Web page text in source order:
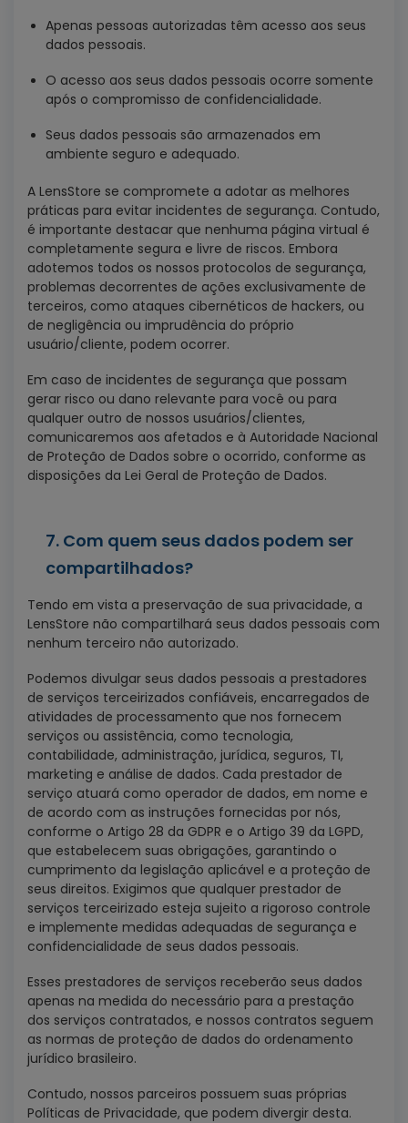
Apenas pessoas autorizadas têm acesso aos seus
dados pessoais.
O acesso aos seus dados pessoais ocorre somente
após o compromisso de confidencialidade.
Seus dados pessoais são armazenados em
ambiente seguro e adequado.
A LensStore se compromete a adotar as melhores
práticas para evitar incidentes de segurança. Contudo,
é importante destacar que nenhuma página virtual é
completamente segura e livre de riscos. Embora
adotemos todos os nossos protocolos de segurança,
problemas decorrentes de ações exclusivamente de
terceiros, como ataques cibernéticos de hackers, ou
de negligência ou imprudência do próprio
usuário/cliente, podem ocorrer.
Em caso de incidentes de segurança que possam
gerar risco ou dano relevante para você ou para
qualquer outro de nossos usuários/clientes,
comunicaremos aos afetados e à Autoridade Nacional
de Proteção de Dados sobre o ocorrido, conforme as
disposições da Lei Geral de Proteção de Dados.
7. Com quem seus dados podem ser
compartilhados?
Tendo em vista a preservação de sua privacidade, a
LensStore não compartilhará seus dados pessoais com
nenhum terceiro não autorizado.
Podemos divulgar seus dados pessoais a prestadores
de serviços terceirizados confiáveis, encarregados de
atividades de processamento que nos fornecem
serviços ou assistência, como tecnologia,
contabilidade, administração, jurídica, seguros, TI,
marketing e análise de dados. Cada prestador de
serviço atuará como operador de dados, em nome e
de acordo com as instruções fornecidas por nós,
conforme o Artigo 28 da GDPR e o Artigo 39 da LGPD,
que estabelecem suas obrigações, garantindo o
cumprimento da legislação aplicável e a proteção de
seus direitos. Exigimos que qualquer prestador de
serviços terceirizado esteja sujeito a rigoroso controle
e implemente medidas adequadas de segurança e
confidencialidade de seus dados pessoais.
Esses prestadores de serviços receberão seus dados
apenas na medida do necessário para a prestação
dos serviços contratados, e nossos contratos seguem
as normas de proteção de dados do ordenamento
jurídico brasileiro.
Contudo, nossos parceiros possuem suas próprias
Políticas de Privacidade, que podem divergir desta.